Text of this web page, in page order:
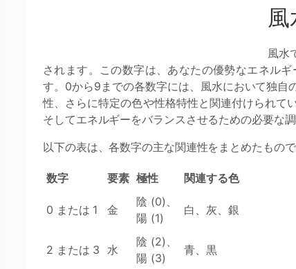
風水
されます。この数字は、あなたの優勢なエネル
す。0から9までの各数字には、風水において独
性、さらに特定の色や性格特性と関連付けられて
そしてエネルギーをバランスさせるための必要な
以下の表は、各数字の主な関連性をまとめたもので
数字 要素 極性 関連する色
0 または 1 金
陰 (0)、
陽 (1)
白、灰、銀
2 または 3 水
陰 (2)、
陽 (3)
青、黒